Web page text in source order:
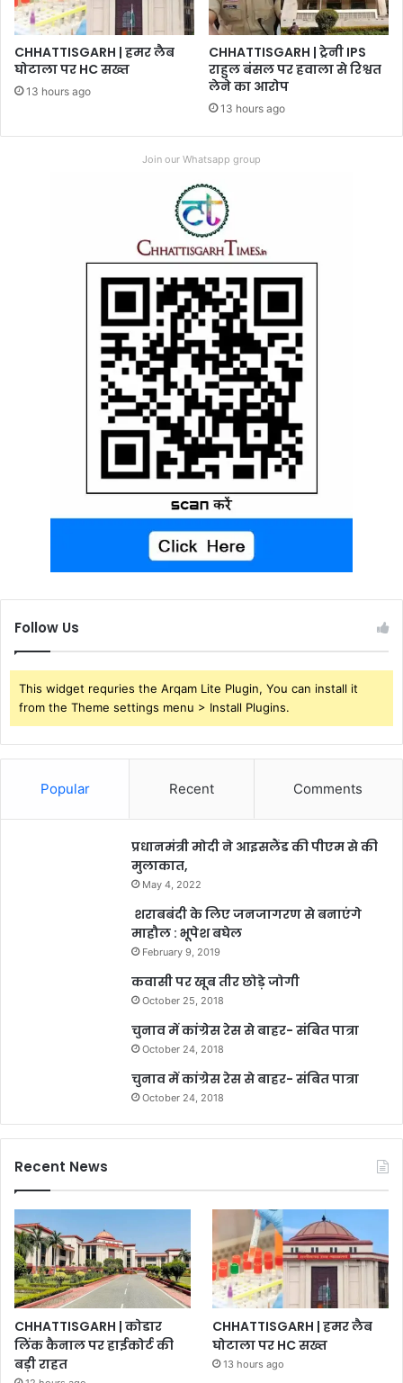
CHHATTISGARH | हमर लैब
घोटाला पर HC सख्त
13 hours ago
CHHATTISGARH | ट्रेनी IPS
राहुल बंसल पर हवाला से रिश्वत
लेने का आरोप
13 hours ago
Join our Whatsapp group
Follow Us
This widget requries the Arqam Lite Plugin, You can install it
from the Theme settings menu > Install Plugins.
Popular Recent Comments
प्रधानमंत्री मोदी ने आइसलैंड की पीएम से की
मुलाकात,
May 4, 2022
शराबबंदी के लिए जनजागरण से बनाएंगे
माहौल : भूपेश बघेल
February 9, 2019
कवासी पर खूब तीर छोड़े जोगी
October 25, 2018
चुनाव में कांग्रेस रेस से बाहर- संबित पात्रा
October 24, 2018
चुनाव में कांग्रेस रेस से बाहर- संबित पात्रा
October 24, 2018
Recent News
CHHATTISGARH | कोडार
लिंक कैनाल पर हाईकोर्ट की
बड़ी राहत
CHHATTISGARH | हमर लैब
घोटाला पर HC सख्त
13 hours ago